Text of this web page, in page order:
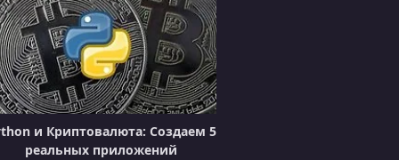
УРОК 20.
Blockchain API - Get Blocks
УРОК 21.
Mine Blocks Post Request
УРОК 22.
Peer to Peer Server
и Криптовалюта: Создаем 5
реальных приложений